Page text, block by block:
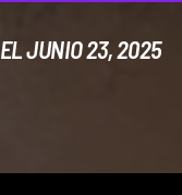
EL JUNIO 23, 2025